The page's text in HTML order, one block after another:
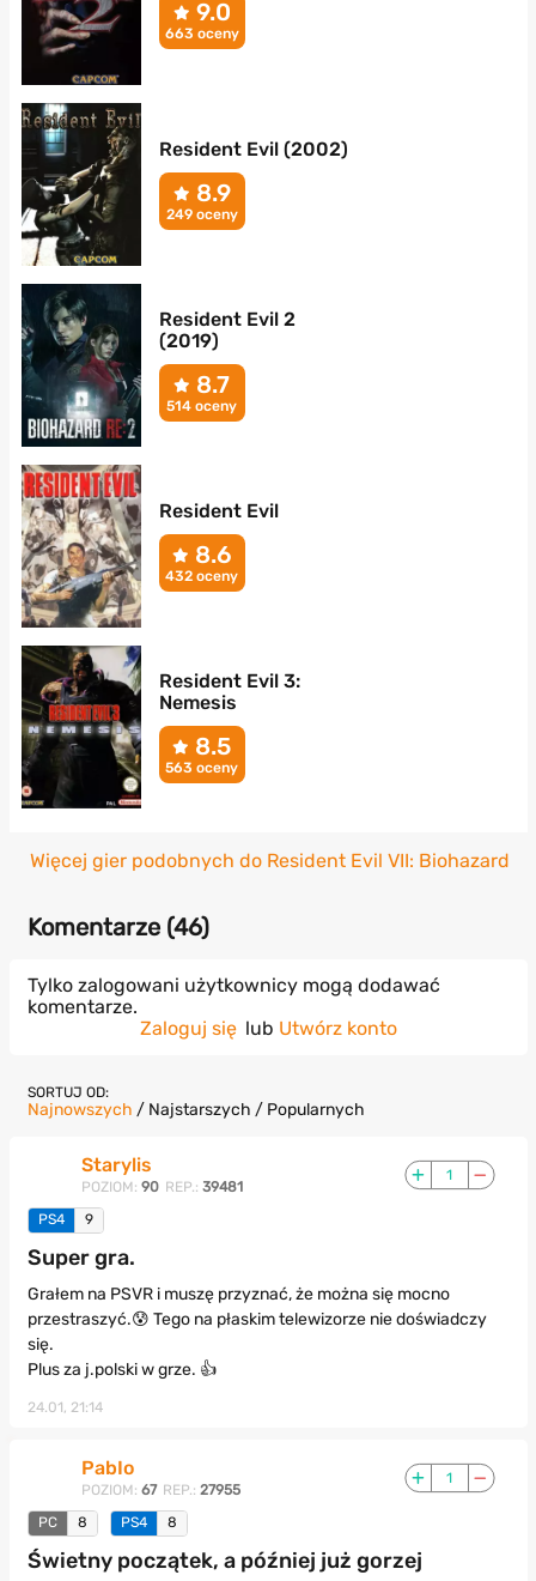
9.0
663 oceny
Resident Evil (2002)
8.9
249 oceny
Resident Evil 2
(2019)
8.7
514 oceny
Resident Evil
8.6
432 oceny
Resident Evil 3:
Nemesis
8.5
563 oceny
Więcej gier podobnych do Resident Evil VII: Biohazard
Komentarze (46)
Tylko zalogowani użytkownicy mogą dodawać
komentarze.
Zaloguj się lub Utwórz konto
SORTUJ OD:
Najnowszych / Najstarszych / Popularnych
Starylis
POZIOM: 90 REP.: 39481
1
PS4 9
Super gra.
Grałem na PSVR i muszę przyznać, że można się mocno
przestraszyć.😰 Tego na płaskim telewizorze nie doświadczy
się.
Plus za j.polski w grze. 👍
24.01, 21:14
PabIo
POZIOM: 67 REP.: 27955
1
PC 8 PS4 8
Świetny początek, a później już gorzej